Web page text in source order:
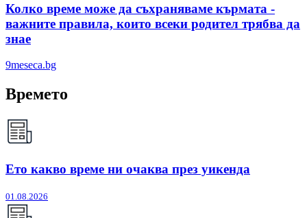
Колко време може да съхраняваме кърмата -
важните правила, които всеки родител трябва да
знае
9meseca.bg
Времето
Ето какво време ни очаква през уикенда
01.08.2026